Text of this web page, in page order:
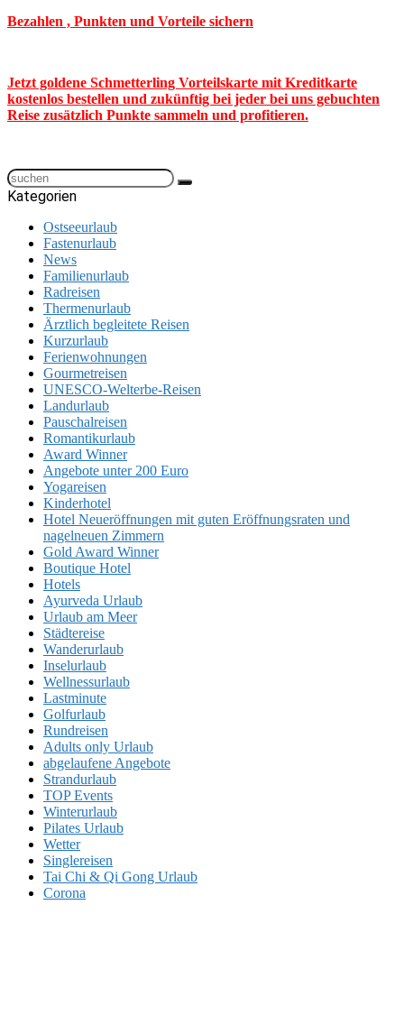
Bezahlen , Punkten und Vorteile sichern
Jetzt goldene Schmetterling Vorteilskarte mit Kreditkarte
kostenlos bestellen und zukünftig bei jeder bei uns gebuchten
Reise zusätzlich Punkte sammeln und profitieren.
Kategorien
Ostseeurlaub
Fastenurlaub
News
Familienurlaub
Radreisen
Thermenurlaub
Ärztlich begleitete Reisen
Kurzurlaub
Ferienwohnungen
Gourmetreisen
UNESCO-Welterbe-Reisen
Landurlaub
Pauschalreisen
Romantikurlaub
Award Winner
Angebote unter 200 Euro
Yogareisen
Kinderhotel
Hotel Neueröffnungen mit guten Eröffnungsraten und
nagelneuen Zimmern
Gold Award Winner
Boutique Hotel
Hotels
Ayurveda Urlaub
Urlaub am Meer
Städtereise
Wanderurlaub
Inselurlaub
Wellnessurlaub
Lastminute
Golfurlaub
Rundreisen
Adults only Urlaub
abgelaufene Angebote
Strandurlaub
TOP Events
Winterurlaub
Pilates Urlaub
Wetter
Singlereisen
Tai Chi & Qi Gong Urlaub
Corona